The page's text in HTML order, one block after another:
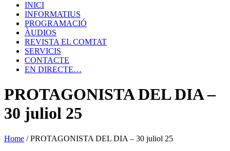
INICI
INFORMATIUS
PROGRAMACIÓ
ÀUDIOS
REVISTA EL COMTAT
SERVICIS
CONTACTE
EN DIRECTE…
PROTAGONISTA DEL DIA –
30 juliol 25
Home /PROTAGONISTA DEL DIA – 30 juliol 25